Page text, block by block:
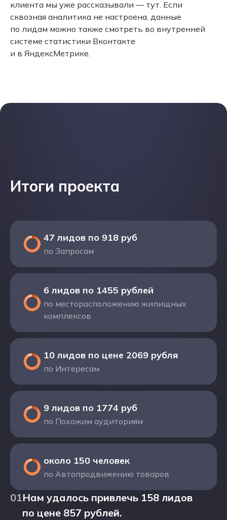
клиента мы уже рассказывали — тут. Если
сквозная аналитика не настроена, данные
по лидам можно также смотреть во внутренней
системе статистики Вконтакте
и в ЯндексМетрике.
Итоги проекта
47 лидов по 918 руб
по Запросам
6 лидов по 1455 рублей
по месторасположению жилищных
комплексов
10 лидов по цене 2069 рубля
по Интересам
9 лидов по 1774 руб
по Похожим аудиториям
около 150 человек
по Автопродвижению товаров
01Нам удалось привлечь 158 лидов
по цене 857 рублей.